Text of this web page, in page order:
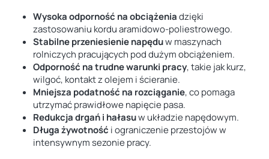
Wysoka odporność na obciążeniadzięki
zastosowaniu kordu aramidowo-poliestrowego.
Stabilne przeniesienie napęduw maszynach
rolniczych pracujących pod dużym obciążeniem.
Odporność na trudne warunki pracy, takie jak kurz,
wilgoć, kontakt z olejem i ścieranie.
Mniejsza podatność na rozciąganie, co pomaga
utrzymać prawidłowe napięcie pasa.
Redukcja drgań i hałasuw układzie napędowym.
Długa żywotność i ograniczenie przestojów w
intensywnym sezonie pracy.